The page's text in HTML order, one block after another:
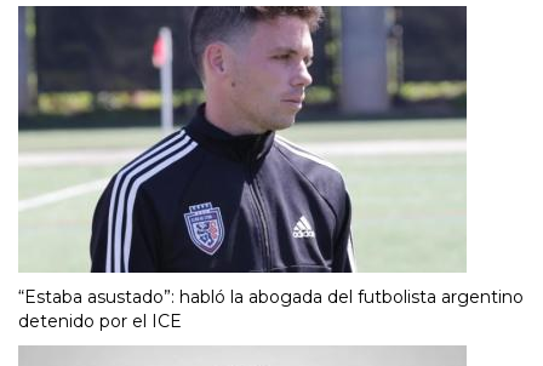
“Estaba asustado”: habló la abogada del futbolista argentino
detenido por el ICE